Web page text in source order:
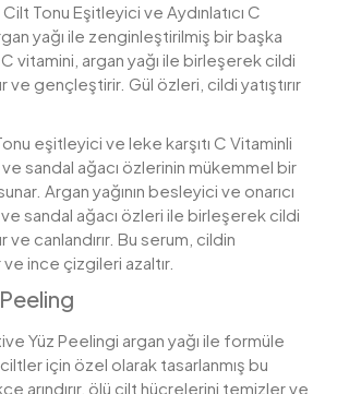
Tonu Eşitleyici ve Aydınlatıcı C
yağı ile zenginleştirilmiş bir başka
vitamini, argan yağı ile birleşerek cildi
ve gençleştirir. Gül özleri, cildi yatıştırır
eşitleyici ve leke karşıtı C Vitaminli
ve sandal ağacı özlerinin mükemmel bir
Argan yağının besleyici ve onarıcı
sandal ağacı özleri ile birleşerek cildi
ve canlandırır. Bu serum, cildin
ince çizgileri azaltır.
Yüz Peelingi argan yağı ile formüle
için özel olarak tasarlanmış bu
arındırır, ölü cilt hücrelerini temizler ve